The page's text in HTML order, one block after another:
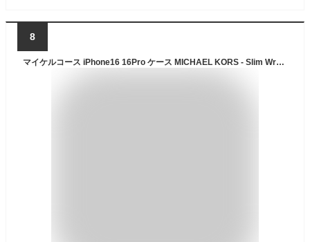
8
マイケルコース iPhone16 16Pro ケース MICHAEL KORS - Slim Wrap Case Stand & Ring スマホケース ブランド カバー iPhone アイフォン 大人 女性 レディース